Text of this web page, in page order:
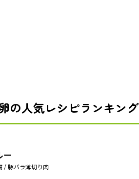
の人気レシピランキング
ー
/ 豚バラ薄切り肉